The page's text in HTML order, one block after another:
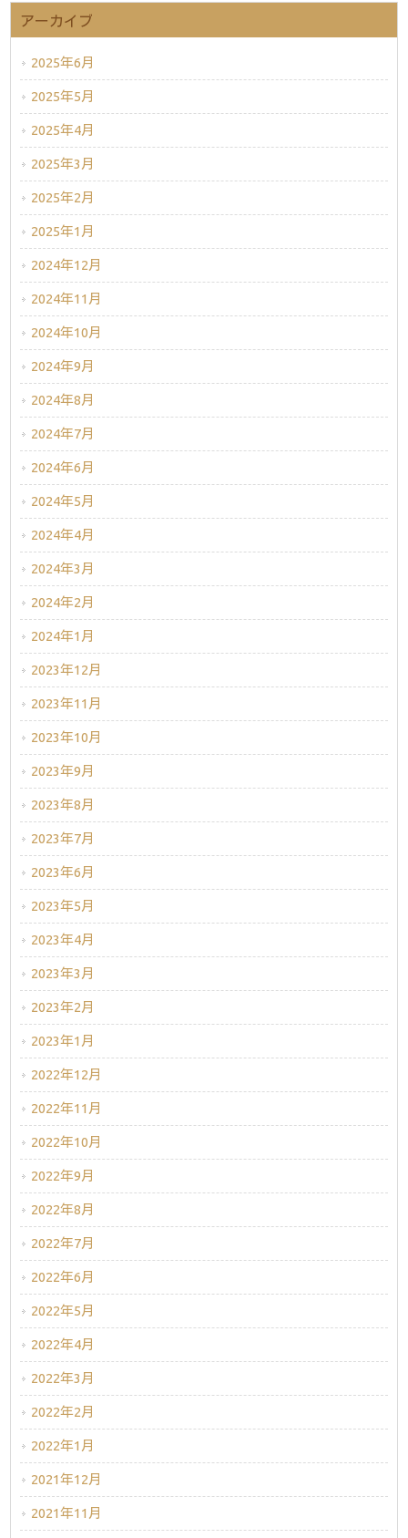
アーカイブ
2025年6月
2025年5月
2025年4月
2025年3月
2025年2月
2025年1月
2024年12月
2024年11月
2024年10月
2024年9月
2024年8月
2024年7月
2024年6月
2024年5月
2024年4月
2024年3月
2024年2月
2024年1月
2023年12月
2023年11月
2023年10月
2023年9月
2023年8月
2023年7月
2023年6月
2023年5月
2023年4月
2023年3月
2023年2月
2023年1月
2022年12月
2022年11月
2022年10月
2022年9月
2022年8月
2022年7月
2022年6月
2022年5月
2022年4月
2022年3月
2022年2月
2022年1月
2021年12月
2021年11月